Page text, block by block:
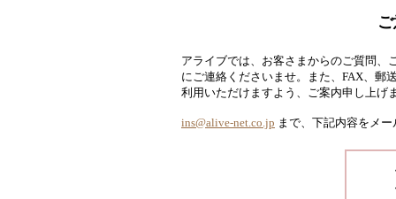
アライブでは、お客さまからのご質問
にご連絡くださいませ。また、FAX、郵
利用いただけますよう、ご案内申し上げ
ins@alive-net.co.jp まで、下記内容をメ